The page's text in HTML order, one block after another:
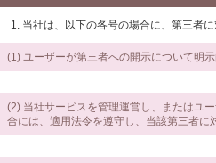
1. 当社は、以下の各号の場合に、第三者
(1) ユーザーが第三者への開示について明
(2) 当社サービスを管理運営し、またはユ
合には、適用法令を遵守し、当該第三者に